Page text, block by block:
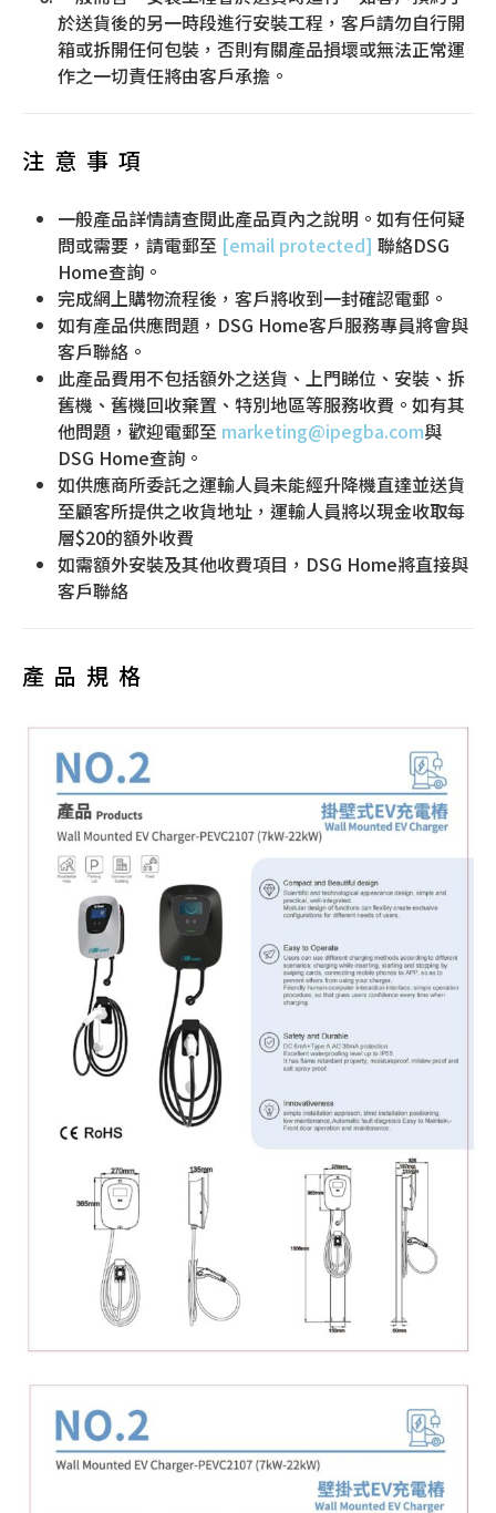
於送貨後的另一時段進行安裝工程，客戶請勿自行開
箱或拆開任何包裝，否則有關產品損壞或無法正常運
作之一切責任將由客戶承擔。
注意事項
一般產品詳情請查閱此產品頁內之說明。如有任何疑
問或需要，請電郵至 [email protected] 聯絡DSG
Home查詢。
完成網上購物流程後，客戶將收到一封確認電郵。
如有產品供應問題，DSG Home客戶服務專員將會與
客戶聯絡。
此產品費用不包括額外之送貨、上門睇位、安裝、拆
舊機、舊機回收棄置、特別地區等服務收費。如有其
他問題，歡迎電郵至 marketing@ipegba.com與
DSG Home查詢。
如供應商所委託之運輸人員未能經升降機直達並送貨
至顧客所提供之收貨地址，運輸人員將以現金收取每
層$20的額外收費
如需額外安裝及其他收費項目，DSG Home將直接與
客戶聯絡
產品規格